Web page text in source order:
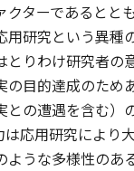
ターであるとと
研究という異種
りわけ研究者の
目的達成のた
の遭遇を含む）
応用研究により
うな多様性のあ